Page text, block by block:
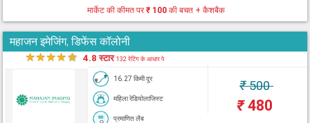
मार्केट की कीमत पर₹ 100की बचत + कैशबैक
महाजन इमेजिंग, डिफेंस कॉलोनी
★★★★★ 4.8 स्टार132 रेटिंग के आधार पे
16.27 किमी दूर
महिला रेडियोलाजिस्ट
प्रमाणित लैब
₹500
₹480